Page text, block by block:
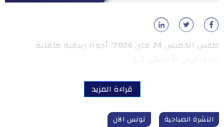
طقس الخميس 24 ماي 2026/ أجواء ربيعية متقلبة
قراءة المزيد
النشرة الصباحية
تونس الآن